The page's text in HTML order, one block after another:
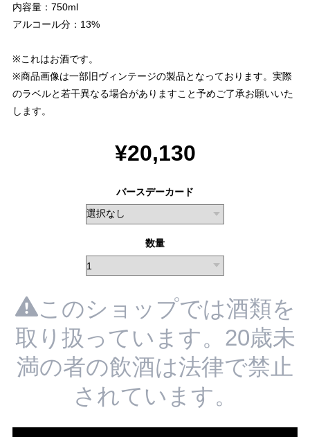
内容量：750ml
アルコール分：13%
※これはお酒です。
※商品画像は一部旧ヴィンテージの製品となっております。実際
のラベルと若干異なる場合がありますこと予めご了承お願いいた
します。
¥20,130
バースデーカード
数量
このショップでは酒類を
取り扱っています。20歳未
満の者の飲酒は法律で禁止
されています。